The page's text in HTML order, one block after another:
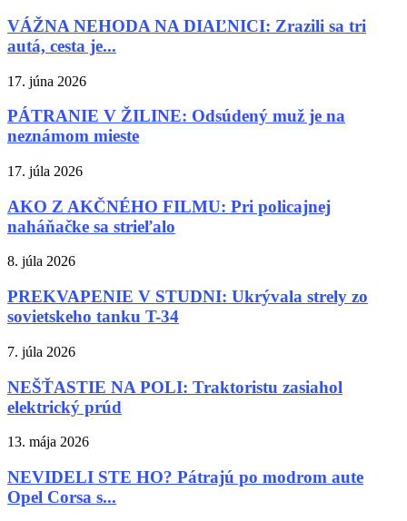
VÁŽNA NEHODA NA DIAĽNICI: Zrazili sa tri
autá, cesta je...
17. júna 2026
PÁTRANIE V ŽILINE: Odsúdený muž je na
neznámom mieste
17. júla 2026
AKO Z AKČNÉHO FILMU: Pri policajnej
naháňačke sa strieľalo
8. júla 2026
PREKVAPENIE V STUDNI: Ukrývala strely zo
sovietskeho tanku T-34
7. júla 2026
NEŠŤASTIE NA POLI: Traktoristu zasiahol
elektrický prúd
13. mája 2026
NEVIDELI STE HO? Pátrajú po modrom aute
Opel Corsa s...